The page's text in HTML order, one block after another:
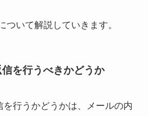
ついて解説していきます。
を行うべきかどうか
を行うかどうかは、メールの内